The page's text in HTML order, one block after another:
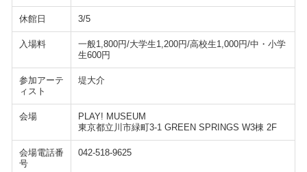
休館日 3/5
入場料
一般1,800円/大学生1,200円/高校生1,000円/中・小学
生600円
参加アーテ
ィスト
堤大介
会場
PLAY! MUSEUM
東京都立川市緑町3-1 GREEN SPRINGS W3棟 2F
会場電話番
号
042-518-9625